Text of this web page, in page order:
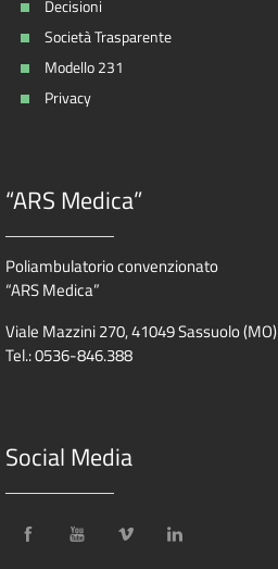
Decisioni
Società Trasparente
Modello 231
Privacy
“ARS Medica”
Poliambulatorio convenzionato
“ARS Medica”
Viale Mazzini 270, 41049 Sassuolo (MO)
Tel.: 0536-846.388
Social Media